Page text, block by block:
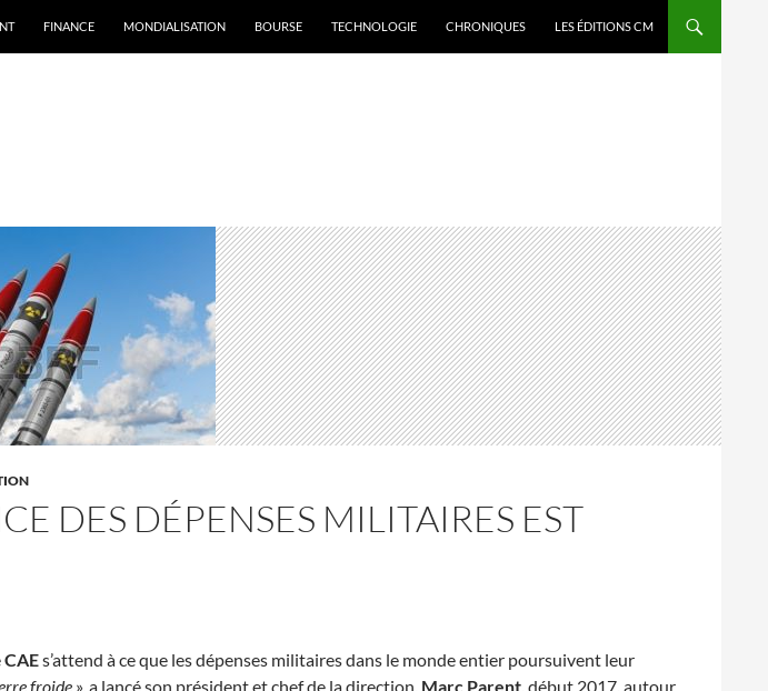
FINANCE MONDIALISATION BOURSE TECHNOLOGIE CHRONIQUES LES ÉDITIONS CM
DES DÉPENSES MILITAIRES EST
CAEs’attend à ce que les dépenses militaires dans le monde entier poursuivent leur
froide », a lancé son président et chef de la direction, Marc Parent, début 2017, autour